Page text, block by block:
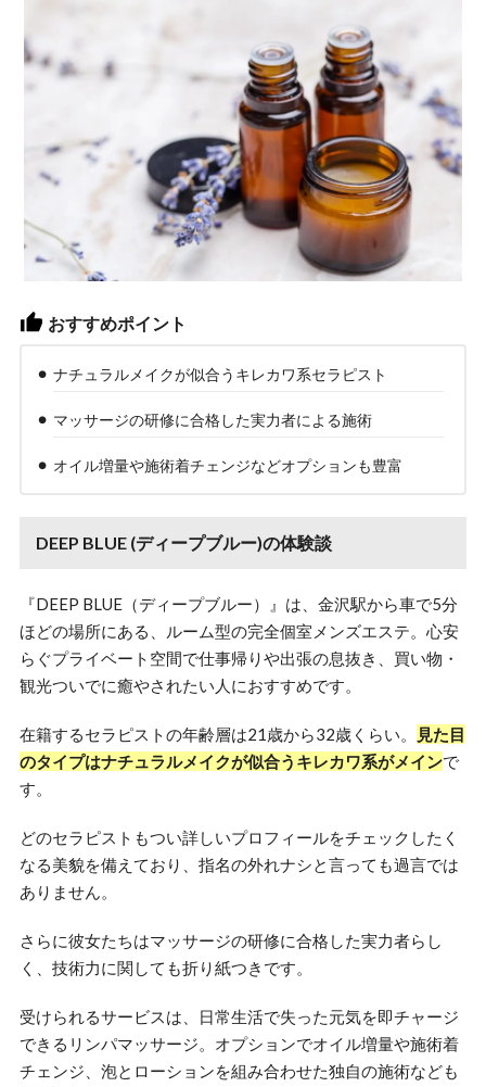
おすすめポイント
ナチュラルメイクが似合うキレカワ系セラピスト
マッサージの研修に合格した実力者による施術
オイル増量や施術着チェンジなどオプションも豊富
DEEP BLUE (ディープブルー)の体験談
『DEEP BLUE（ディープブルー）』は、金沢駅から車で5分
ほどの場所にある、ルーム型の完全個室メンズエステ。心安
らぐプライベート空間で仕事帰りや出張の息抜き、買い物・
観光ついでに癒やされたい人におすすめです。
在籍するセラピストの年齢層は21歳から32歳くらい。
見た目
のタイプはナチュラルメイクが似合うキレカワ系がメインで
す。
どのセラピストもつい詳しいプロフィールをチェックしたく
なる美貌を備えており、指名の外れナシと言っても過言では
ありません。
さらに彼女たちはマッサージの研修に合格した実力者らし
く、技術力に関しても折り紙つきです。
受けられるサービスは、日常生活で失った元気を即チャージ
できるリンパマッサージ。オプションでオイル増量や施術着
チェンジ、泡とローションを組み合わせた独自の施術なども